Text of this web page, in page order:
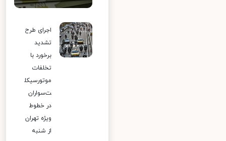
اجرای طرح
تشدید
برخورد با
تخلفات
موتورسیکل
ت‌سواران
در خطوط
ویژه تهران
از شنبه